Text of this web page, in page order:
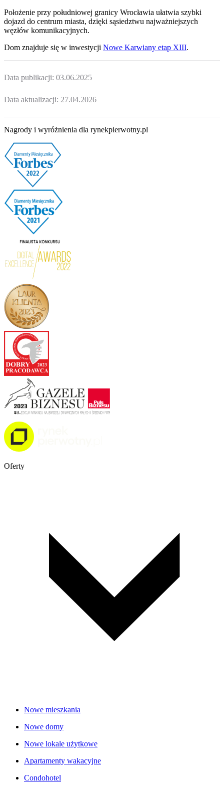
Położenie przy południowej granicy Wrocławia ułatwia szybki
dojazd do centrum miasta, dzięki sąsiedztwu najważniejszych
węzłów komunikacyjnych.
Dom znajduje się w inwestycji Nowe Karwiany etap XIII.
Data publikacji: 03.06.2025
Data aktualizacji: 27.04.2026
Nagrody i wyróżnienia dla rynekpierwotny.pl
Oferty
Nowe mieszkania
Nowe domy
Nowe lokale użytkowe
Apartamenty wakacyjne
Condohotel